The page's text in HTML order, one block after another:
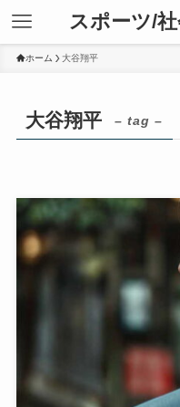
スポーツ/
ホーム 大谷翔平
大谷翔平 – tag –